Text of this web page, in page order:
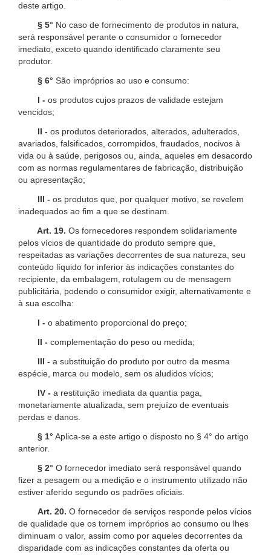
deste artigo.
§ 5° No caso de fornecimento de produtos in natura,
será responsável perante o consumidor o fornecedor
imediato, exceto quando identificado claramente seu
produtor.
§ 6° São impróprios ao uso e consumo:
I - os produtos cujos prazos de validade estejam
vencidos;
II - os produtos deteriorados, alterados, adulterados,
avariados, falsificados, corrompidos, fraudados, nocivos à
vida ou à saúde, perigosos ou, ainda, aqueles em desacordo
com as normas regulamentares de fabricação, distribuição
ou apresentação;
III - os produtos que, por qualquer motivo, se revelem
inadequados ao fim a que se destinam.
Art. 19. Os fornecedores respondem solidariamente
pelos vícios de quantidade do produto sempre que,
respeitadas as variações decorrentes de sua natureza, seu
conteúdo líquido for inferior às indicações constantes do
recipiente, da embalagem, rotulagem ou de mensagem
publicitária, podendo o consumidor exigir, alternativamente e
à sua escolha:
I - o abatimento proporcional do preço;
II - complementação do peso ou medida;
III - a substituição do produto por outro da mesma
espécie, marca ou modelo, sem os aludidos vícios;
IV - a restituição imediata da quantia paga,
monetariamente atualizada, sem prejuízo de eventuais
perdas e danos.
§ 1° Aplica-se a este artigo o disposto no § 4° do artigo
anterior.
§ 2° O fornecedor imediato será responsável quando
fizer a pesagem ou a medição e o instrumento utilizado não
estiver aferido segundo os padrões oficiais.
Art. 20. O fornecedor de serviços responde pelos vícios
de qualidade que os tornem impróprios ao consumo ou lhes
diminuam o valor, assim como por aqueles decorrentes da
disparidade com as indicações constantes da oferta ou